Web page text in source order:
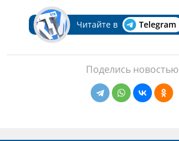
Читайте в Telegram
Поделись новостью